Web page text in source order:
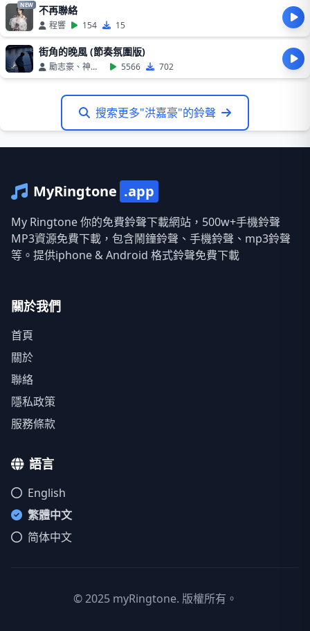
NEW 不再聯絡
程響 154 15
街角的晚風 (節奏氛圍版)
勵志豪、神勇尼尼 5566 702
搜索更多"洪嘉豪"的鈴聲
MyRingtone .app
My Ringtone 你的免費鈴聲下載網站，500w+手機鈴聲
MP3資源免費下載，包含鬧鐘鈴聲、手機鈴聲、mp3鈴聲
等。提供iphone & Android 格式鈴聲免費下載
關於我們
首頁
關於
聯絡
隱私政策
服務條款
語言
English
繁體中文
简体中文
© 2025 myRingtone. 版權所有。